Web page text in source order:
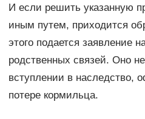
И если решить указанную
иным путем, приходится
этого подается заявление
родственных связей. Оно
вступлении в наследство,
потере кормильца.